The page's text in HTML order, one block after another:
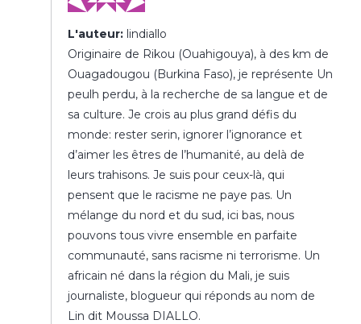
L'auteur: lindiallo
Originaire de Rikou (Ouahigouya), à des km de
Ouagadougou (Burkina Faso), je représente Un
peulh perdu, à la recherche de sa langue et de
sa culture. Je crois au plus grand défis du
monde: rester serin, ignorer l’ignorance et
d’aimer les êtres de l’humanité, au delà de
leurs trahisons. Je suis pour ceux-là, qui
pensent que le racisme ne paye pas. Un
mélange du nord et du sud, ici bas, nous
pouvons tous vivre ensemble en parfaite
communauté, sans racisme ni terrorisme. Un
africain né dans la région du Mali, je suis
journaliste, blogueur qui réponds au nom de
Lin dit Moussa DIALLO.